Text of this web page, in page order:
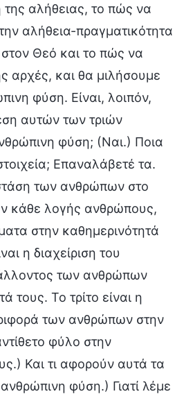
της αλήθειας, το πώς να
αλήθεια-πραγματικότητα
στον Θεό και το πώς να
αρχές, και θα μιλήσουμε
φύση. Είναι, λοιπόν,
αυτών των τριών
φύση; (Ναι.) Ποια
Επαναλάβετέ τα.
των ανθρώπων στο
κάθε λογής ανθρώπους,
στην καθημερινότητά
η διαχείριση του
των ανθρώπων
τους. Το τρίτο είναι η
των ανθρώπων στην
φύλο στην
Και τι αφορούν αυτά τα
φύση.) Γιατί λέμε